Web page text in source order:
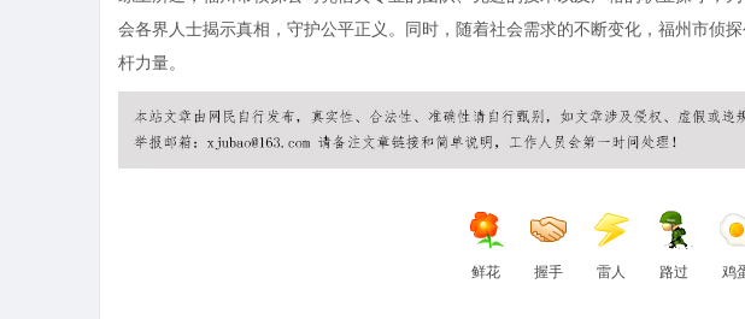
会各界人士揭示真相，守护公平正义。同时，随着社会需求的不断变化，福州市侦
杆力量。
鲜花 握手 雷人 路过 鸡